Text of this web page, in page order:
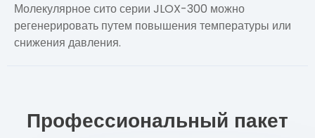
Молекулярное сито серии JLOX-300 можно
регенерировать путем повышения температуры или
снижения давления.
Профессиональный пакет